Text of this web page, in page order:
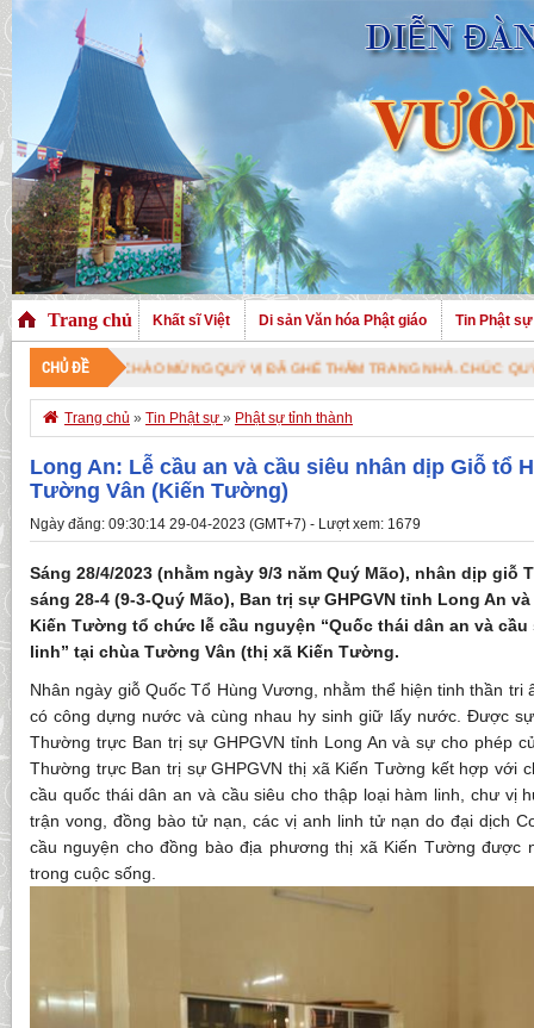
Trang chủ Khất sĩ Việt Di sản Văn hóa Phật giáo Tin Phật sự
CHỦ ĐỀ
QUÝ VỊ ĐÃ GHÉ THĂM TRANG NHÀ. CHÚC QUÝ VỊ AN VUI VỚI PHÁP BẢO
 Trang chủ » Tin Phật sự » Phật sự tỉnh thành
Long An: Lễ cầu an và cầu siêu nhân dịp Giỗ tổ
Tường Vân (Kiến Tường)
Ngày đăng: 09:30:14 29-04-2023 (GMT+7) - Lượt xem: 1679
Sáng 28/4/2023 (nhằm ngày 9/3 năm Quý Mão), nhân dịp giỗ
sáng 28-4 (9-3-Quý Mão), Ban trị sự GHPGVN tỉnh Long An
Kiến Tường tổ chức lễ cầu nguyện “Quốc thái dân an và
linh” tại chùa Tường Vân (thị xã Kiến Tường.
Nhân ngày giỗ Quốc Tổ Hùng Vương, nhằm thể hiện tinh thần tri
có công dựng nước và cùng nhau hy sinh giữ lấy nước. Được
Thường trực Ban trị sự GHPGVN tỉnh Long An và sự cho phép
Thường trực Ban trị sự GHPGVN thị xã Kiến Tường kết hợp với
cầu quốc thái dân an và cầu siêu cho thập loại hàm linh, chư vị
trận vong, đồng bào tử nạn, các vị anh linh tử nạn do đại dịch
cầu nguyện cho đồng bào địa phương thị xã Kiến Tường được
trong cuộc sống.